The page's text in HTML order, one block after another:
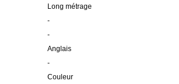
Long métrage
-
-
Anglais
-
Couleur